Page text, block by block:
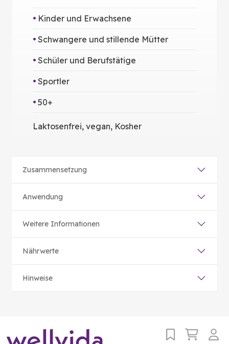
Kinder und Erwachsene
Schwangere und stillende Mütter
Schüler und Berufstätige
Sportler
50+
Laktosenfrei, vegan, Kosher
Zusammensetzung
Anwendung
Weitere Informationen
Nährwerte
Hinweise